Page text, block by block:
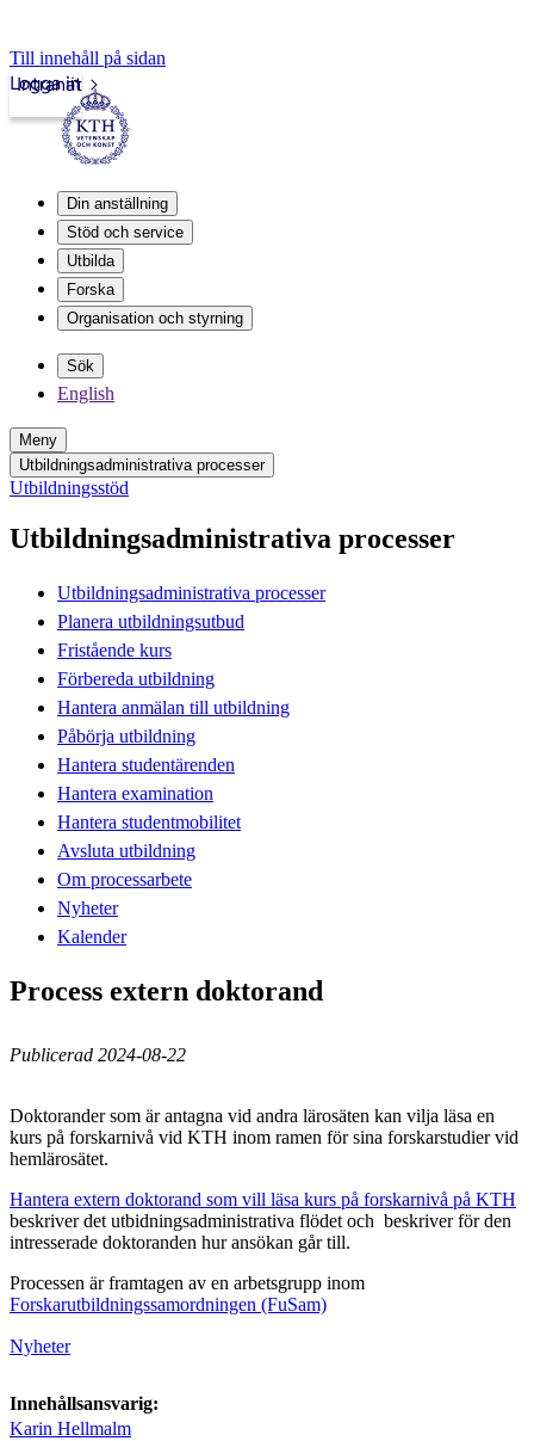
Till innehåll på sidan
Intranät
Logga in
Din anställning
Stöd och service
Utbilda
Forska
Organisation och styrning
Sök
English
Meny
Utbildningsadministrativa processer
Utbildningsstöd
Utbildningsadministrativa processer
Utbildningsadministrativa processer
Planera utbildningsutbud
Fristående kurs
Förbereda utbildning
Hantera anmälan till utbildning
Påbörja utbildning
Hantera studentärenden
Hantera examination
Hantera studentmobilitet
Avsluta utbildning
Om processarbete
Nyheter
Kalender
Process extern doktorand
Publicerad 2024-08-22
Doktorander som är antagna vid andra lärosäten kan vilja läsa en
kurs på forskarnivå vid KTH inom ramen för sina forskarstudier vid
hemlärosätet.
Hantera extern doktorand som vill läsa kurs på forskarnivå på KTH
beskriver det utbidningsadministrativa flödet och beskriver för den
intresserade doktoranden hur ansökan går till.
Processen är framtagen av en arbetsgrupp inom
Forskarutbildningssamordningen (FuSam)
Nyheter
Innehållsansvarig:
Karin Hellmalm